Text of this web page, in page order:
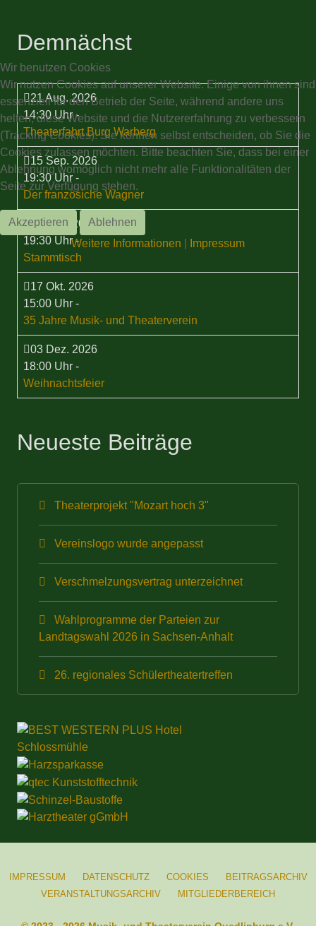
Demnächst
21 Aug. 2026
14:30 Uhr-
Theaterfahrt Burg Warberg
15 Sep. 2026
19:30 Uhr -
Der französiche Wagner
17 Sep. 2026
19:30 Uhr-
Stammtisch
17 Okt. 2026
15:00 Uhr -
35 Jahre Musik- und Theaterverein
03 Dez. 2026
18:00 Uhr -
Weihnachtsfeier
Neueste Beiträge
Theaterprojekt "Mozart hoch 3"
Vereinslogo wurde angepasst
Verschmelzungsvertrag unterzeichnet
Wahlprogramme der Parteien zur
Landtagswahl 2026 in Sachsen-Anhalt
26. regionales Schülertheatertreffen
IMPRESSUM DATENSCHUTZ COOKIES
BEITRAGSARCHIV
VERANSTALTUNGSARCHIV
MITGLIEDERBEREICH
Wir benutzen Cookies
Wir nutzen Cookies auf unserer Website. Einige von ihnen sind
essenziell für den Betrieb der Seite, während andere uns
helfen, diese Website und die Nutzererfahrung zu verbessern
(Tracking Cookies). Sie können selbst entscheiden, ob Sie die
Cookies zulassen möchten. Bitte beachten Sie, dass bei einer
Ablehnung womöglich nicht mehr alle Funktionalitäten der
Seite zur Verfügung stehen.
Akzeptieren
Ablehnen
Weitere Informationen
Impressum